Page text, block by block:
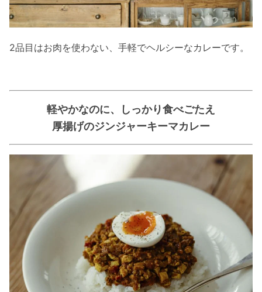
2品目はお肉を使わない、手軽でヘルシーなカレーです。
軽やかなのに、しっかり食べごたえ
厚揚げのジンジャーキーマカレー